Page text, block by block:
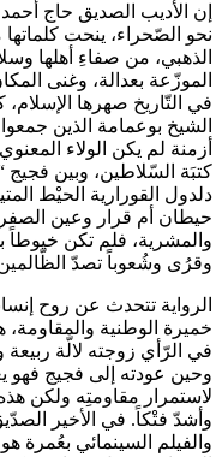
إن الأديب الصديق حاج
نحو الصّحراء، ينحت
الذهبي، من صفاءِ أهلها
الموزّعة بعدالة، وغنى
في التّاريخ صهرها
الشيخ بوعمامة الذين
أزمنة لم يكن الولاء
كتبَة السّلاطين، وبين
دلدول القورارية الحيْط
حيطان أم قرار وعين
والمشرية، فلم تكن خيوطاً
وقرُى وشُعوباً تصدّ الظّالمين
الرواية تتحدث عن روح
خميرة الوطنية
في الرّأي زوجته لالّة
وحين عودته إلى فجيج فهو
لاستمرار مقاومتِه ولكن
وأشدّ فتْكاً. في الأخير
والفيلم السينمائي بعُمرة